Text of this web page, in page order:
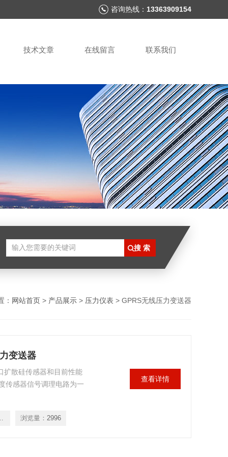
咨询热线： 13363909154
技术文章 在线留言 联系我们
： 网站首页 > 产品展示 > 压力仪表 > GPRS无线压力变送器
变送器
扩散硅传感器和目前性能
传感器信号调理电路为一
变送器 浏览量： 2996
查看详情